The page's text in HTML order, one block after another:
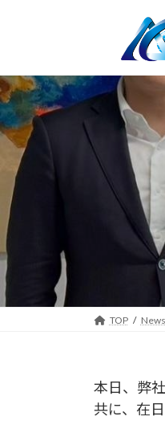
ツ
へ
ス
キ
シ
ョ
ン
に
TOP News
本日、弊
共に、在